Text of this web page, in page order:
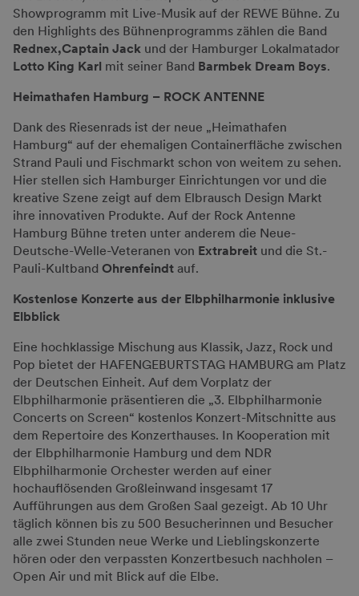
Showprogramm mit Live-Musik auf der REWE Bühne. Zu
den Highlights des Bühnenprogramms zählen die Band
Rednex,Captain Jack und der Hamburger Lokalmatador
Lotto King Karl mit seiner Band Barmbek Dream Boys.
Heimathafen Hamburg – ROCK ANTENNE
Dank des Riesenrads ist der neue „Heimathafen
Hamburg“ auf der ehemaligen Containerfläche zwischen
Strand Pauli und Fischmarkt schon von weitem zu sehen.
Hier stellen sich Hamburger Einrichtungen vor und die
kreative Szene zeigt auf dem Elbrausch Design Markt
ihre innovativen Produkte. Auf der Rock Antenne
Hamburg Bühne treten unter anderem die Neue-
Deutsche-Welle-Veteranen von Extrabreit und die St.-
Pauli-Kultband Ohrenfeindt auf.
Kostenlose Konzerte aus der Elbphilharmonie inklusive
Elbblick
Eine hochklassige Mischung aus Klassik, Jazz, Rock und
Pop bietet der HAFENGEBURTSTAG HAMBURG am Platz
der Deutschen Einheit. Auf dem Vorplatz der
Elbphilharmonie präsentieren die „3. Elbphilharmonie
Concerts on Screen“ kostenlos Konzert-Mitschnitte aus
dem Repertoire des Konzerthauses. In Kooperation mit
der Elbphilharmonie Hamburg und dem NDR
Elbphilharmonie Orchester werden auf einer
hochauflösenden Großleinwand insgesamt 17
Aufführungen aus dem Großen Saal gezeigt. Ab 10 Uhr
täglich können bis zu 500 Besucherinnen und Besucher
alle zwei Stunden neue Werke und Lieblingskonzerte
hören oder den verpassten Konzertbesuch nachholen –
Open Air und mit Blick auf die Elbe.